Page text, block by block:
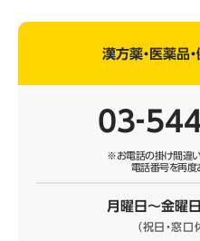
漢方薬・医薬品
※お電話の掛け間違い
電話番号を再度
月曜日～金曜
（祝日・窓